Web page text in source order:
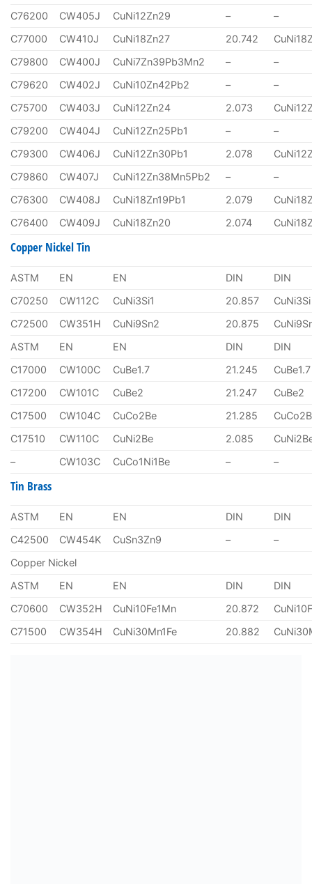
C76200
CW405J CuNi12Zn29 –
–
C77000
CW410J CuNi18Zn27 20.742
C79800
CW400J CuNi7Zn39Pb3Mn2 –
–
C79620
CW402J CuNi10Zn42Pb2 –
–
C75700
CW403J CuNi12Zn24 2.073
C79200
CW404J CuNi12Zn25Pb1 –
–
C79300
CW406J CuNi12Zn30Pb1 2.078
C79860
CW407J CuNi12Zn38Mn5Pb2 –
–
C76300
CW408J CuNi18Zn19Pb1 2.079
C76400
CW409J CuNi18Zn20 2.074
Copper Nickel Tin
ASTM EN EN DIN
DIN
C70250
CW112C CuNi3Si1 20.857
CuNi3Si
C72500
CW351H CuNi9Sn2 20.875
ASTM
EN EN DIN
DIN
C17000
CW100C CuBe1.7 21.245
CuBe1.7
C17200
CW101C CuBe2 21.247
CuBe2
C17500
CW104C CuCo2Be 21.285
C17510
CW110C CuNi2Be 2.085
–
CW103C CuCo1Ni1Be – –
Tin Brass
ASTM EN EN DIN
DIN
C42500
CW454K CuSn3Zn9 –
–
Copper Nickel
ASTM
EN EN DIN
DIN
C70600
CW352H CuNi10Fe1Mn 20.872
C71500
CW354H CuNi30Mn1Fe 20.882